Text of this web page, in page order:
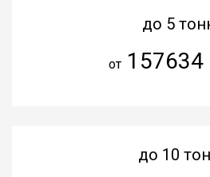
до 5
от157634
до 10